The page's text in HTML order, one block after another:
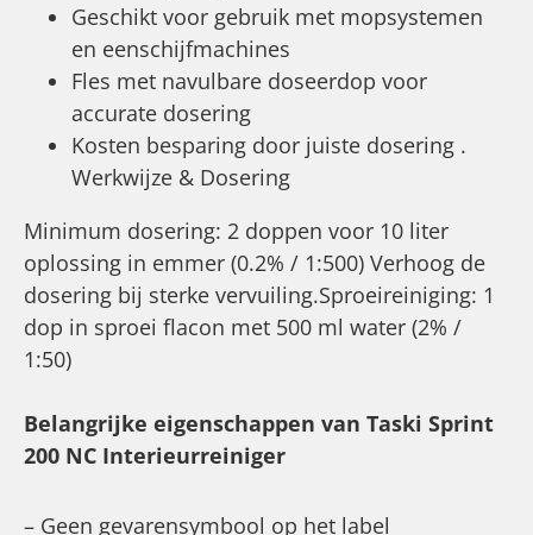
Geschikt voor gebruik met mopsystemen
en eenschijfmachines
Fles met navulbare doseerdop voor
accurate dosering
Kosten besparing door juiste dosering .
Werkwijze & Dosering
Minimum dosering: 2 doppen voor 10 liter
oplossing in emmer (0.2% / 1:500) Verhoog de
dosering bij sterke vervuiling.Sproeireiniging: 1
dop in sproei flacon met 500 ml water (2% /
1:50)
Belangrijke eigenschappen van Taski Sprint
200 NC Interieurreiniger
– Geen gevarensymbool op het label